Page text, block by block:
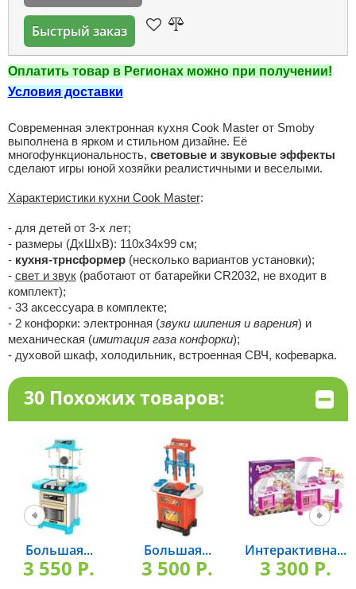
Быстрый заказ
Оплатить товар в Регионах можно при получении!
Условия доставки
Современная электронная кухня Cook Master от Smoby
выполнена в ярком и стильном дизайне. Её
многофункциональность, световые и звуковые эффекты
сделают игры юной хозяйки реалистичными и веселыми.
Характеристики кухни Cook Master:
- для детей от 3-х лет;
- размеры (ДхШхВ): 110х34х99 см;
- кухня-трнсформер(несколько вариантов установки);
- свет и звук(работают от батарейки CR2032, не входит в
комплект);
- 33 аксессуара в комплекте;
- 2 конфорки: электронная (звуки шипения и варения) и
механическая (имитация газа конфорки);
- духовой шкаф, холодильник, встроенная СВЧ, кофеварка.
30 Похожих товаров:
Большая...
3 550 P.
Большая...
3 500 P.
Интерактивна...
3 300 P.